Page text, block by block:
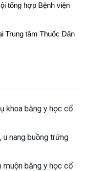
tổng hợp Bệnh viện
Trung tâm Thuốc Dân
khoa bằng y học cổ
nang buồng trứng
muộn bằng y học cổ